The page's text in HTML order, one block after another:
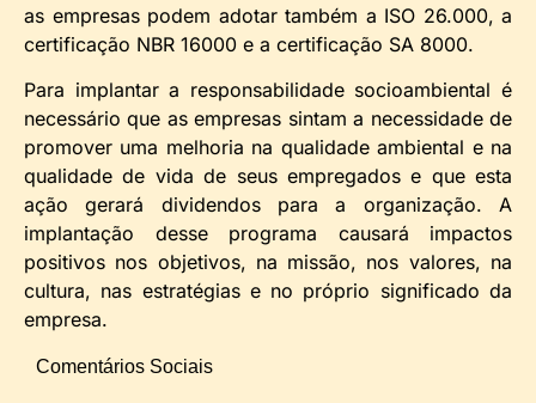
as empresas podem adotar também a ISO 26.000, a
certificação NBR 16000 e a certificação SA 8000.
Para implantar a responsabilidade socioambiental é
necessário que as empresas sintam a necessidade de
promover uma melhoria na qualidade ambiental e na
qualidade de vida de seus empregados e que esta
ação gerará dividendos para a organização. A
implantação desse programa causará impactos
positivos nos objetivos, na missão, nos valores, na
cultura, nas estratégias e no próprio significado da
empresa.
Comentários Sociais